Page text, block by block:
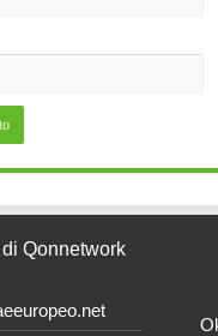
Qonnetwork